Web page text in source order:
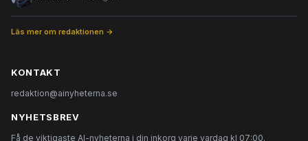
Läs mer om redaktionen →
KONTAKT
redaktion@ainyheterna.se
NYHETSBREV
Få de viktigaste AI-nyheterna i din inkorg varje vardag kl 07:00.